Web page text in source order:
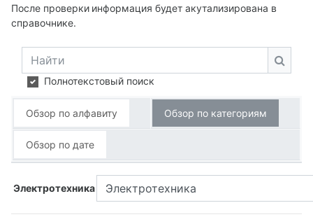
После проверки информация будет акутализирована в
справочнике.
Найти
Найти
Полнотекстовый поиск
Обзор по алфавиту Обзор по категориям
Обзор по дате
Электротехника
Категории